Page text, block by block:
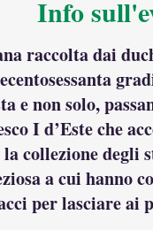
Info
raccolta dai
e non solo,
I d’Este che
collezione
a cui
per lasciare